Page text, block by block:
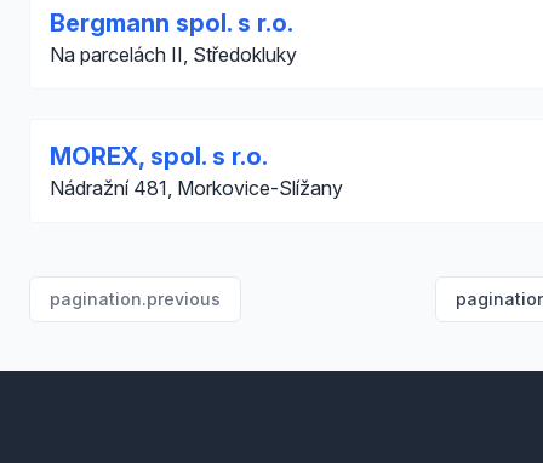
Bergmann spol. s r.o.
Na parcelách II, Středokluky
MOREX, spol. s r.o.
Nádražní 481, Morkovice-Slížany
pagination.previous